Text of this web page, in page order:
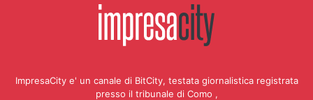
ImpresaCity e' un canale di BitCity, testata giornalistica registrata
presso il tribunale di Como ,